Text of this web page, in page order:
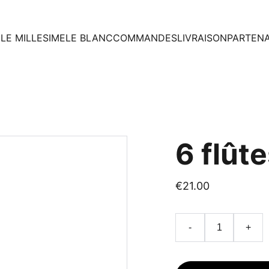
LE MILLESIMELE BLANCCOMMANDESLIVRAISON
6
€21.00
- +